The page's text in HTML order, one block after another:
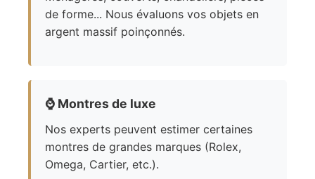
de forme... Nous évaluons vos objets en
argent massif poinçonnés.
⌚ Montres de luxe
Nos experts peuvent estimer certaines
montres de grandes marques (Rolex,
Omega, Cartier, etc.).